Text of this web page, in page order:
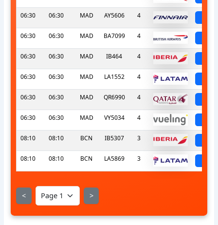
06:30 06:30 MAD AY5606 4
06:30 06:30 MAD BA7099 4
06:30 06:30 MAD IB464 4
06:30 06:30 MAD LA1552 4
06:30 06:30 MAD QR6990 4
06:30 06:30 MAD VY5034 4
08:10 08:10 BCN IB5307 3
08:10 08:10 BCN LA5869 3
< >